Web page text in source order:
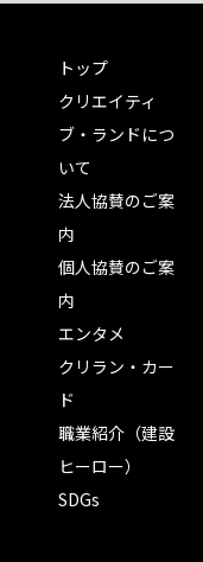
トップ
クリエイティ
ブ・ランドにつ
いて
法人協賛のご案
内
個人協賛のご案
内
エンタメ
クリラン・カー
ド
職業紹介（建設
ヒーロー）
SDGs